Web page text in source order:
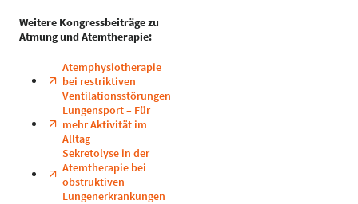
Weitere Kongressbeiträge zu
Atmung und Atemtherapie:
Atemphysiotherapie
bei restriktiven
Ventilationsstörungen
Lungensport – Für
mehr Aktivität im
Alltag
Sekretolyse in der
Atemtherapie bei
obstruktiven
Lungenerkrankungen